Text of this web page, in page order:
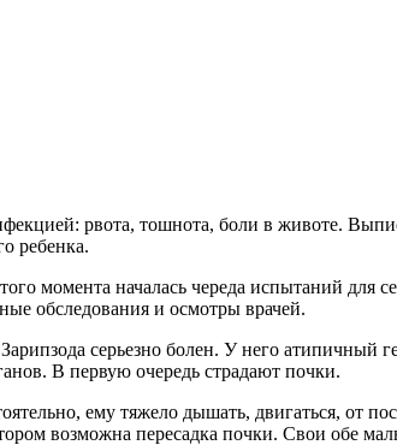
рвота, тошнота, боли в животе.
ребенка.
момента началась череда испытаний для
обследования и осмотры врачей.
серьезно болен. У него атипичный
В первую очередь страдают почки.
ему тяжело дышать, двигаться, от
возможна пересадка почки. Свои обе